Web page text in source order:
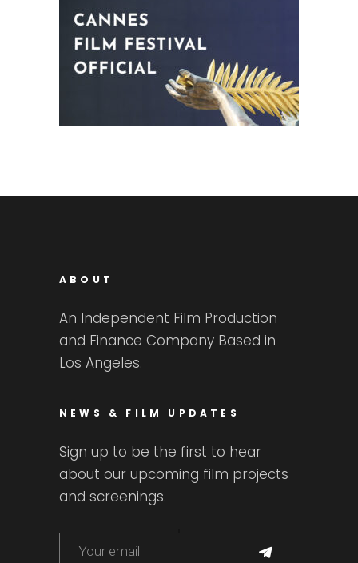
ABOUT
An Independent Film Production
and Finance Company Based in
Los Angeles.
NEWS & FILM UPDATES
Sign up to be the first to hear
about our upcoming film projects
and screenings.